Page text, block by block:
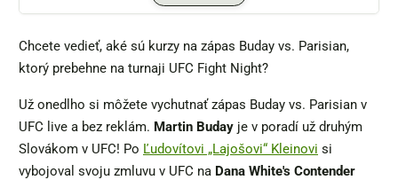
Chcete vedieť, aké sú kurzy na zápas Buday vs. Parisian,
ktorý prebehne na turnaji UFC Fight Night?
Už onedlho si môžete vychutnať zápas Buday vs. Parisian v
UFC live a bez reklám. Martin Buday je v poradí už druhým
Slovákom v UFC! Po Ľudovítovi „Lajošovi“ Kleinovi si
vybojoval svoju zmluvu v UFC na Dana White's Contender